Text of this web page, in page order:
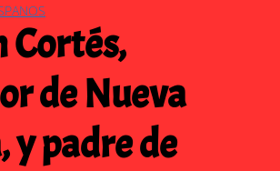
Cortés,
de Nueva
y padre de